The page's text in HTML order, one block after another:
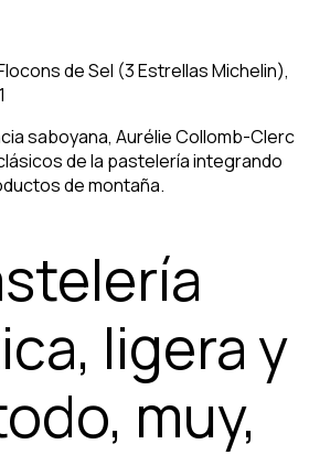
de Sel (3 Estrellas Michelin),
saboyana, Aurélie Collomb-Clerc
de la pastelería integrando
de montaña.
ligera y
muy,